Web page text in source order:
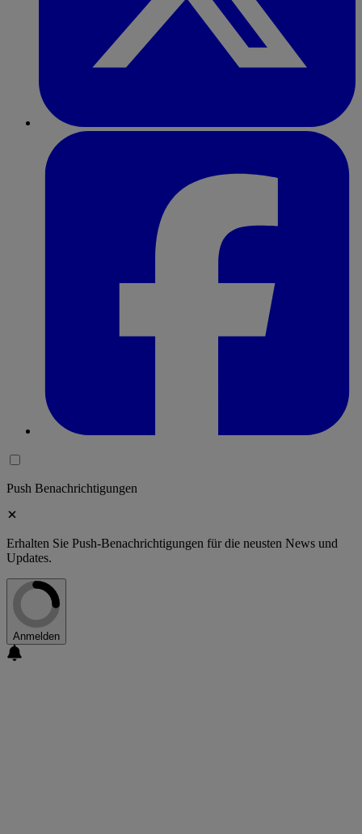
Push Benachrichtigungen
Erhalten Sie Push-Benachrichtigungen für die neusten News und
Updates.
Anmelden